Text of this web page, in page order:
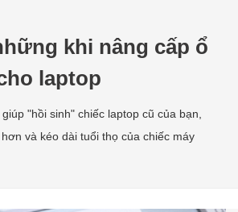
khi nâng cấp ổ
laptop
"hồi sinh" chiếc laptop cũ của bạn,
và kéo dài tuổi thọ của chiếc máy